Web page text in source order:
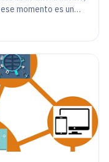
momento es un
en el futuro.
de su sitio web